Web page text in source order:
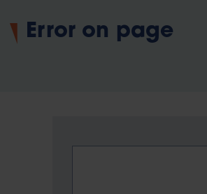
Error on page